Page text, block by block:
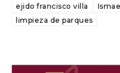
ejido francisco villa
limpieza de parques